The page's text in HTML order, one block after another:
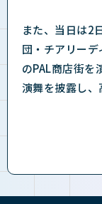
また、当日は2
団・チアリー
のPAL商店街を
演舞を披露し、